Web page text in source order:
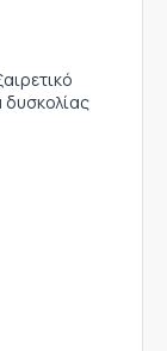
δυσκολίας